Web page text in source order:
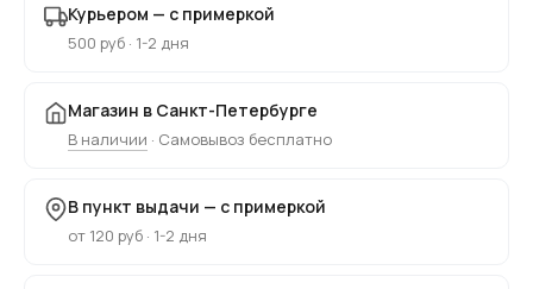
Курьером — с примеркой
500 руб · 1-2 дня
Магазин в Санкт-Петербурге
В наличии · Самовывоз бесплатно
В пункт выдачи — с примеркой
от 120 руб · 1-2 дня